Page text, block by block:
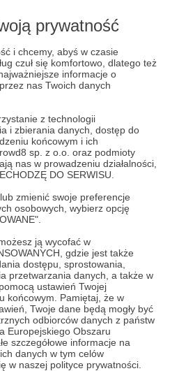
prywatność
i chcemy, abyś w czasie
czuł się komfortowo, dlatego też
informacje o
nas Twoich danych
z technologii
i zbierania danych, dostęp do
końcowym i ich
sp. z o.o. oraz podmioty
nas w prowadzeniu działalności,
DO SERWISU.
zmienić swoje preferencje
osobowych, wybierz opcję
ją wycofać w
gdzie jest także
dostępu, sprostowania,
przetwarzania danych, a także w
ustawień Twojej
końcowym. Pamiętaj, że w
Twoje dane będą mogły być
odbiorców danych z państw
Europejskiego Obszaru
szczegółowe informacje na
danych w tym celów
w naszej polityce prywatności.
zdjęcie portretowe w słońcu,
czy sobie czy komuś.
zdjęcia, które nie były
się także, jak w Adobe
skórę.
+5
Patronów!
AutoraSkrawki Puszczy |
już teraz!
Patronem